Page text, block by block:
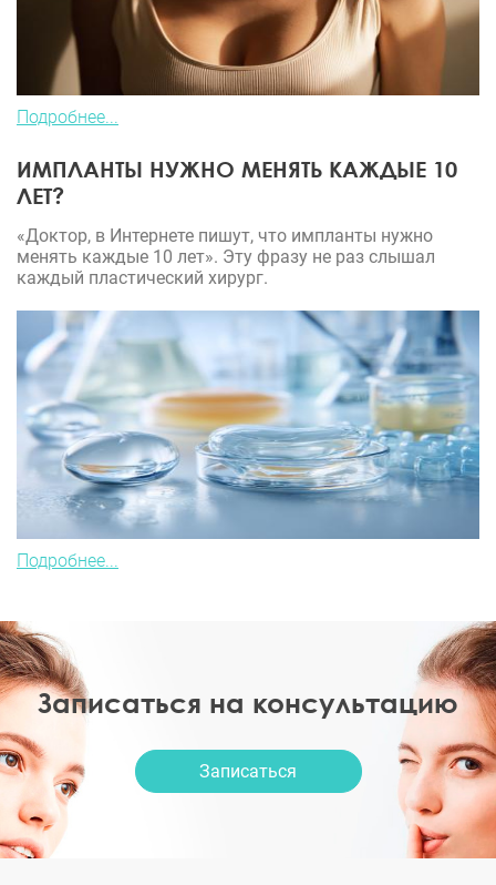
Подробнее...
ИМПЛАНТЫ НУЖНО МЕНЯТЬ КАЖДЫЕ 10
ЛЕТ?
«Доктор, в Интернете пишут, что импланты нужно
менять каждые 10 лет». Эту фразу не раз слышал
каждый пластический хирург.
Подробнее...
Записаться на консультацию
Записаться